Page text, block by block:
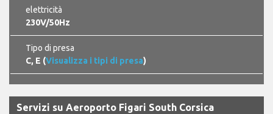
elettricità
230V/50Hz
Tipo di presa
C, E (Visualizza i tipi di presa)
Servizi su Aeroporto Figari South Corsica